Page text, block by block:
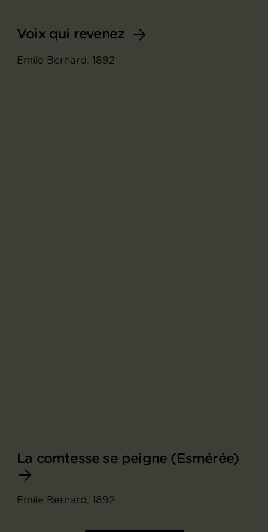
Voix qui revenez
Emile Bernard, 1892
La comtesse se peigne (Esmérée)
Emile Bernard, 1892